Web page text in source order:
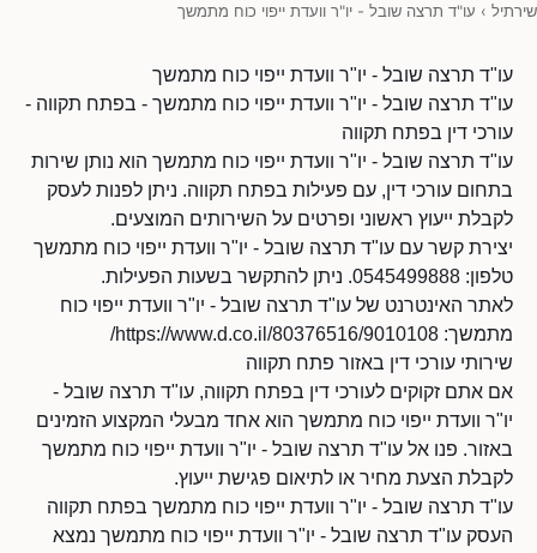
שירתיל › עו"ד תרצה שובל - יו"ר וועדת ייפוי כוח מתמשך
עו"ד תרצה שובל - יו"ר וועדת ייפוי כוח מתמשך
עו"ד תרצה שובל - יו"ר וועדת ייפוי כוח מתמשך - בפתח תקווה -
עורכי דין בפתח תקווה
עו"ד תרצה שובל - יו"ר וועדת ייפוי כוח מתמשך הוא נותן שירות
בתחום עורכי דין, עם פעילות בפתח תקווה. ניתן לפנות לעסק
לקבלת ייעוץ ראשוני ופרטים על השירותים המוצעים.
יצירת קשר עם עו"ד תרצה שובל - יו"ר וועדת ייפוי כוח מתמשך
טלפון: 0545499888. ניתן להתקשר בשעות הפעילות.
לאתר האינטרנט של עו"ד תרצה שובל - יו"ר וועדת ייפוי כוח
מתמשך: https://www.d.co.il/80376516/9010108/
שירותי עורכי דין באזור פתח תקווה
אם אתם זקוקים לעורכי דין בפתח תקווה, עו"ד תרצה שובל -
יו"ר וועדת ייפוי כוח מתמשך הוא אחד מבעלי המקצוע הזמינים
באזור. פנו אל עו"ד תרצה שובל - יו"ר וועדת ייפוי כוח מתמשך
לקבלת הצעת מחיר או לתיאום פגישת ייעוץ.
עו"ד תרצה שובל - יו"ר וועדת ייפוי כוח מתמשך בפתח תקווה
העסק עו"ד תרצה שובל - יו"ר וועדת ייפוי כוח מתמשך נמצא